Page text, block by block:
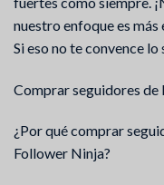
nuestro enfoque es
Si eso no te convence lo
Comprar seguidores
¿Por qué comprar
Follower Ninja?